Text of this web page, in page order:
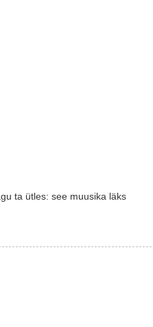
ta ütles: see muusika läks